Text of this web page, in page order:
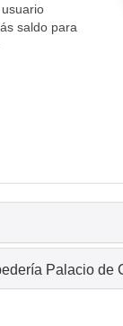
saldo para
Palacio de